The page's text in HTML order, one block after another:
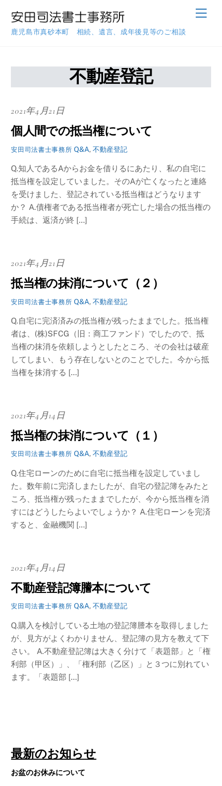
content
鹿児島市真砂本町 相続、遺言、成年後見等のご相談
不動産登記
2021年4月21日
個人間での抵当権について
安田司法書士事務所 Q&A,不動産登記
Q.知人であるAからお金を借りるにあたり、私の自宅に
抵当権を設定していました。そのAが亡くなったと連絡
を受けました、登記されている抵当権はどうなります
か？ A.債権者である抵当権者が死亡した場合の抵当権の
手続は、返済が終 […]
2021年4月21日
抵当権の抹消について（２）
安田司法書士事務所 Q&A,不動産登記
Q.自宅に完済済みの抵当権が残ったままでした。抵当権
者は、(株)SFCG（旧：商工ファンド）でしたので、抵
当権の抹消を依頼しようとしたところ、その会社は破産
してしまい、もう存在しないとのことでした。今から抵
当権を抹消する […]
2021年4月14日
抵当権の抹消について（１）
安田司法書士事務所 Q&A,不動産登記
Q.住宅ローンのために自宅に抵当権を設定していまし
た。数年前に完済しまたしたが、自宅の登記簿をみたと
ころ、抵当権が残ったままでしたが、今から抵当権を消
すにはどうしたらよいでしょうか？ A.住宅ローンを完済
すると、金融機関 […]
2021年4月14日
不動産登記簿謄本について
安田司法書士事務所 Q&A,不動産登記
Q.購入を検討している土地の登記簿謄本を取得しました
が、見方がよくわかりません、登記簿の見方を教えて下
さい。 A.不動産登記簿は大きく分けて「表題部」と「権
利部（甲区）」、「権利部（乙区）」と３つに別れてい
ます。「表題部 […]
最新のお知らせ
お盆のお休みについて